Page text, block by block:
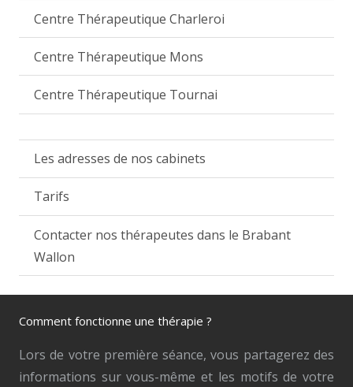
Centre Thérapeutique Charleroi
Centre Thérapeutique Mons
Centre Thérapeutique Tournai
Les adresses de nos cabinets
Tarifs
Contacter nos thérapeutes dans le Brabant
Wallon
Comment fonctionne une thérapie ?
Lors de votre première séance, vous partagerez des
informations sur vous-même et les motifs de votre